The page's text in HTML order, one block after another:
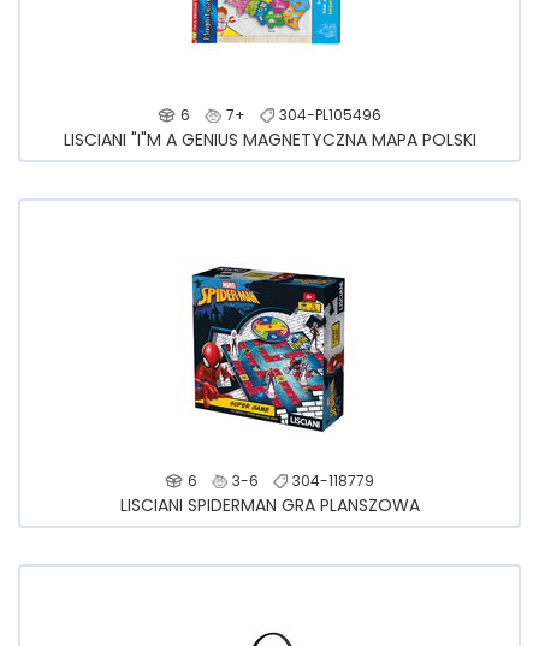
6 7+ 304-PL105496
LISCIANI "I"M A GENIUS MAGNETYCZNA MAPA POLSKI
6 3-6 304-118779
LISCIANI SPIDERMAN GRA PLANSZOWA